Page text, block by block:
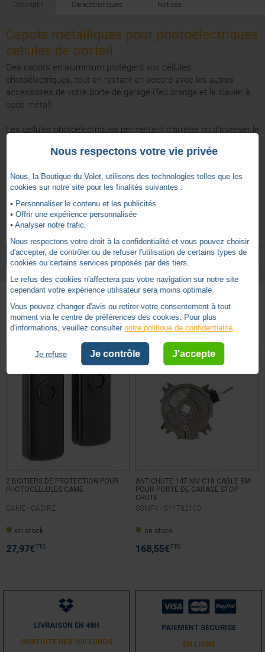
Descriptif Caractéristiques Notices
Capots métalliques pour photoélectriques
cellules de portail
Ces capots en aluminium protègent vos cellules
photoélectriques, tout en restant en accord avec les autres
accessoires de votre porte de garage (feu orange et le clavier à
code métal).
Les cellules photoélectriques permettent d’arrêter ou d’inverser le
SY1841155.
Garantie 5 ans
Garantie 5 ans
NOTICE CELLULES PHOTOÉLECTRIQUES
VOIR TOUS LES ARTICLESSOMFY
Autres produits - Cellules
2 BOITIERS DE PROTECTION POUR
PHOTOCELLULES CAME
CAME - CADIRZ
en stock
27,97€TTC
ANTICHUTE 147 NM C18 CABLE 5M
POUR PORTE DE GARAGE STOP
CHUTE
SOMFY - SY1782100
en stock
168,55€TTC
LIVRAISON EN 48H
GRATUITE DÈS 200 EUROS
PAIEMENT SÉCURISÉ
EN LIGNE
Nous respectons votre vie privée
Nous, la Boutique du Volet, utilisons des technologies telles que les
cookies sur notre site pour les finalités suivantes :
• Personnaliser le contenu et les publicités
• Offrir une expérience personnalisée
• Analyser notre trafic.
Nous respectons votre droit à la confidentialité et vous pouvez choisir
d'accepter, de contrôler ou de refuser l'utilisation de certains types de
cookies ou certains services proposés par des tiers.
Le refus des cookies n'affectera pas votre navigation sur notre site
cependant votre expérience utilisateur sera moins optimale.
Vous pouvez changer d'avis ou retirer votre consentement à tout
moment via le centre de préférences des cookies. Pour plus
d'informations, veuillez consulter notre politique de confidentialité.
Je refuse Je contrôle J'accepte